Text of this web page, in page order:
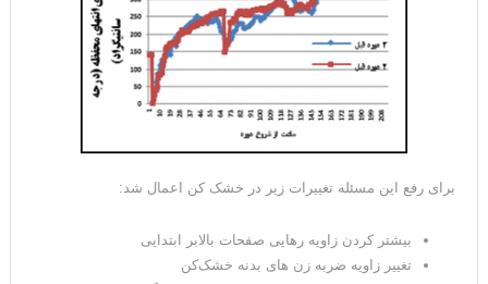
برای رفع این مسئله تغییرات زیر در خشک کن اعمال شد:
بیشتر کردن زاویه رهایی صفحات بالابر ابتدایی
تغییر زاویه ضربه زن های بدنه خشک‌کن